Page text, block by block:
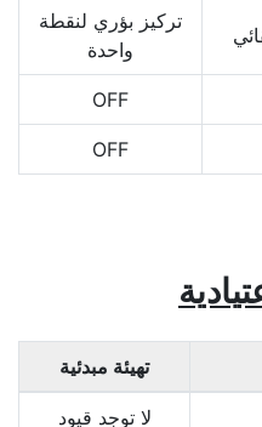
تركيز بؤري لنقطة
واحدة
OFF
OFF
تهيئة مبدئية
لا توجد قيود